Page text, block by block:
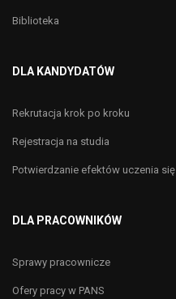
Biblioteka
DLA KANDYDATÓW
Rekrutacja krok po kroku
Rejestracja na studia
Potwierdzanie efektów uczenia się
DLA PRACOWNIKÓW
Sprawy pracownicze
Ofery pracy w PANS